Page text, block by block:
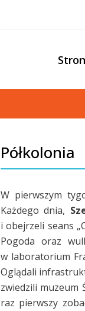
Półkolonia
W pierwszym
Każdego dnia,
i obejrzeli seans
Pogoda oraz
w laboratorium
Oglądali
zwiedzili muzeum
raz pierwszy